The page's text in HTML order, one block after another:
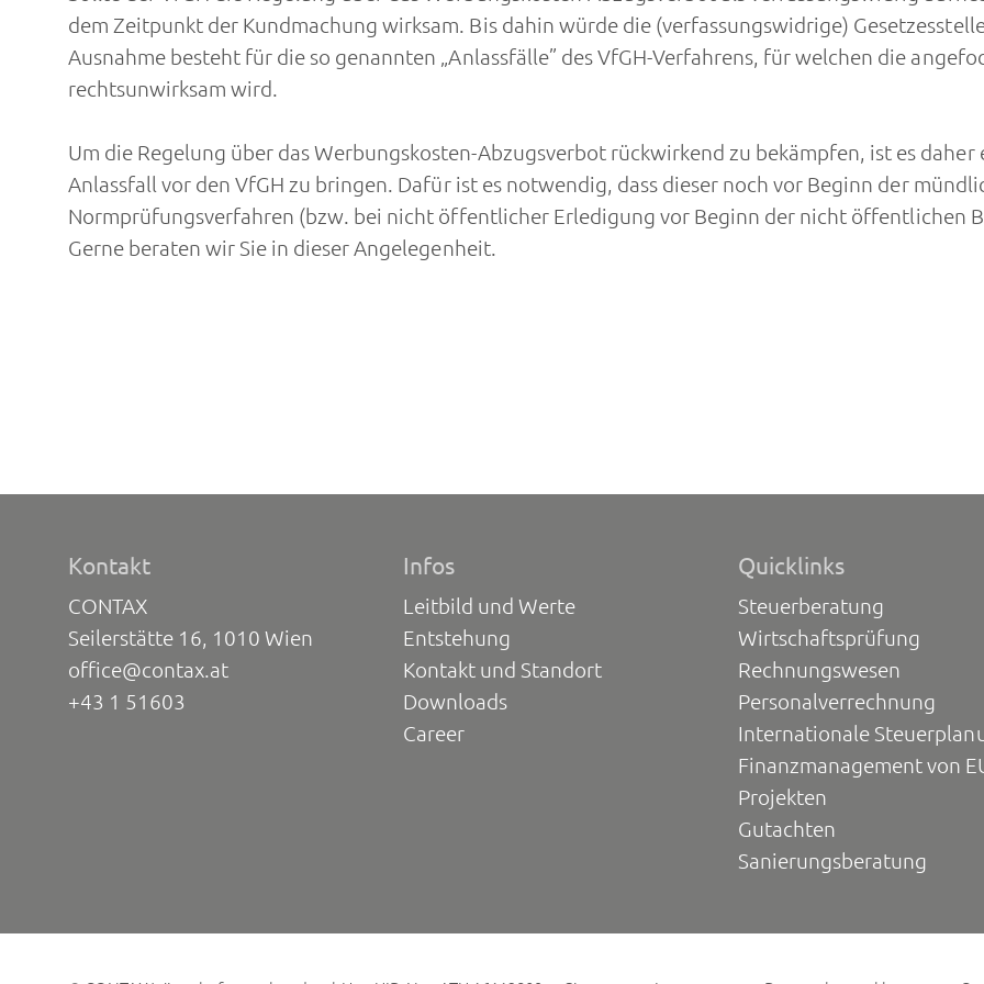
dem Zeitpunkt der Kundmachung wirksam. Bis dahin würde die (verfassungswidrige)
Ausnahme besteht für die so genannten „Anlassfälle” des VfGH-Verfahrens, für welchen die
rechtsunwirksam wird.
Um die Regelung über das Werbungskosten-Abzugsverbot rückwirkend zu bekämpfen, ist es
Anlassfall vor den VfGH zu bringen. Dafür ist es notwendig, dass dieser noch vor Beginn der
Normprüfungsverfahren (bzw. bei nicht öffentlicher Erledigung vor Beginn der nicht öffentlichen
Gerne beraten wir Sie in dieser Angelegenheit.
Kontakt
CONTAX
Seilerstätte 16, 1010 Wien
office@contax.at
+43 1 51603
Infos
Leitbild und Werte
Entstehung
Kontakt und Standort
Downloads
Career
Quicklinks
Steuerberatung
Wirtschaftsprüfung
Rechnungswesen
Personalverrechnung
Internationale
Finanzmanagement von
Projekten
Gutachten
Sanierungsberatung